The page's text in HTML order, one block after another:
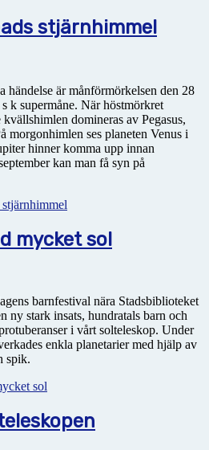
stjärnhimmel
händelse är månförmörkelsen den 28
k supermåne. När höstmörkret
domineras av Pegasus,
morgonhimlen ses planeten Venus i
hinner komma upp innan
kan man få syn på
mycket sol
barnfestival nära Stadsbiblioteket
ny stark insats, hundratals barn och
i vårt solteleskop. Under
enkla planetarier med hjälp av
spik.
sol